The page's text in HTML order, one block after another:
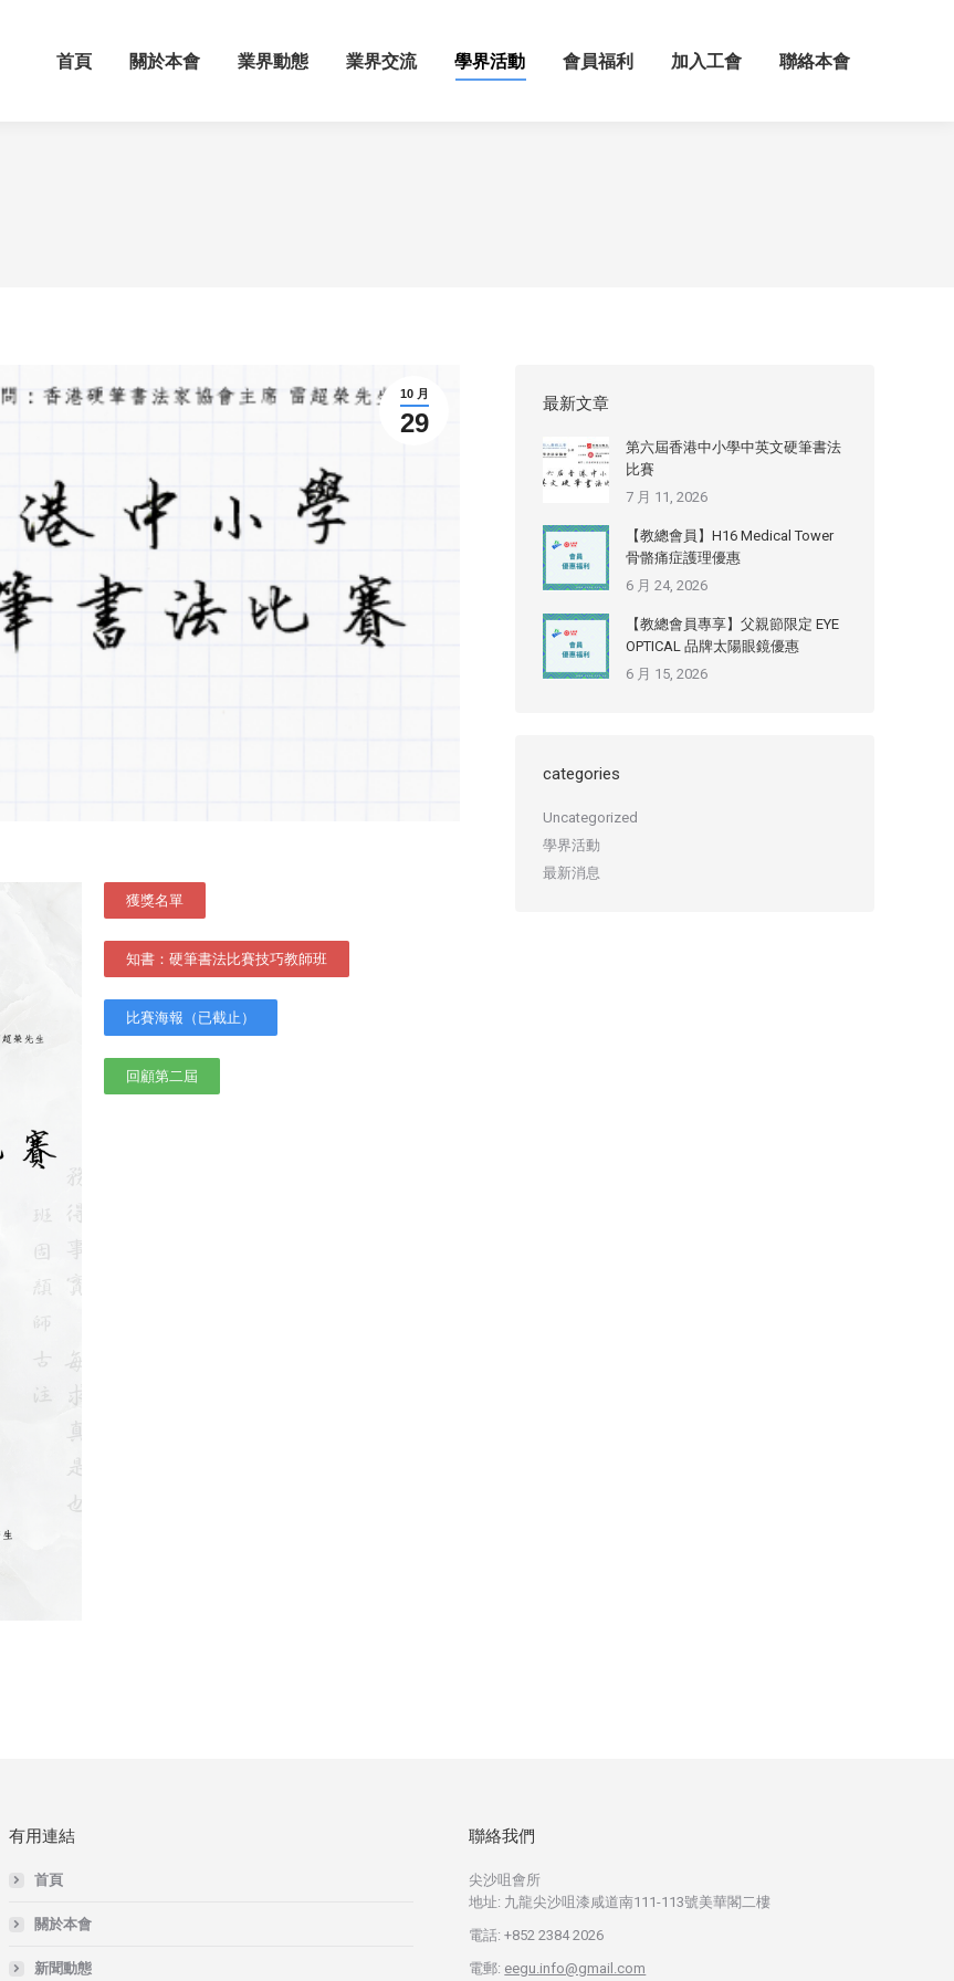
首頁 關於本會 業界動態 業界交流 學界活動 會員福利 加入工會 聯絡本會
10 月
29
獲獎名單
知書：硬筆書法比賽技巧教師班
比賽海報（已截止）
回顧第二屆
最新文章
第六屆香港中小學中英文硬筆書法
比賽
7 月 11, 2026
【教總會員】H16 Medical Tower
骨骼痛症護理優惠
6 月 24, 2026
【教總會員專享】父親節限定 EYE
OPTICAL 品牌太陽眼鏡優惠
6 月 15, 2026
categories
Uncategorized
學界活動
最新消息
有用連結
首頁
關於本會
新聞動態
聯絡我們
尖沙咀會所
地址: 九龍尖沙咀漆咸道南111-113號美華閣二樓
電話: +852 2384 2026
電郵: eegu.info@gmail.com